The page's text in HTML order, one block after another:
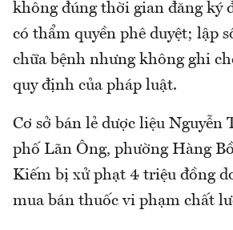
không đúng thời gian đăng ký
có thẩm quyền phê duyệt; lập
chữa bệnh nhưng không ghi
quy định của pháp luật.
Cơ sở bán lẻ dược liệu Nguyễn
phố Lãn Ông, phường Hàng
Kiếm bị xử phạt 4 triệu đồng
mua bán thuốc vi phạm chất